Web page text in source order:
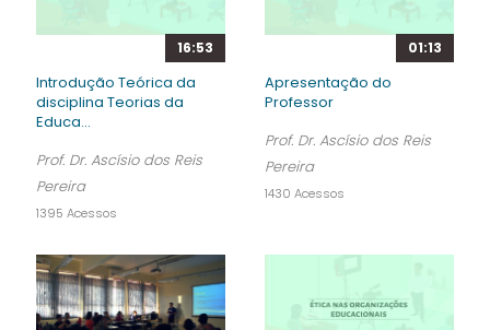
16:53
Introdução Teórica da
disciplina Teorias da
Educa...
Prof. Dr. Ascísio dos Reis
Pereira
1395 Acessos
01:13
Apresentação do
Professor
Prof. Dr. Ascísio dos Reis
Pereira
1430 Acessos